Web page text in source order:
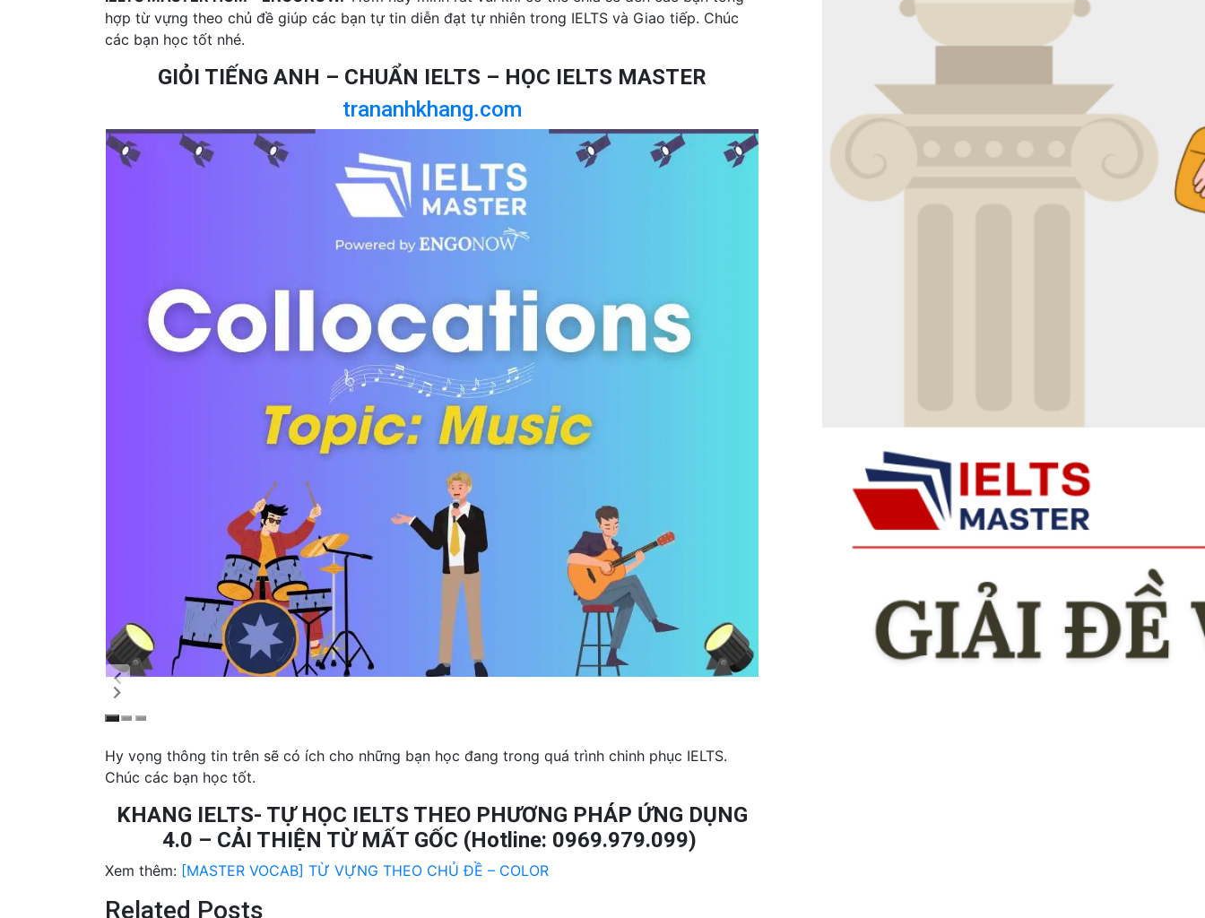
hợp từ vựng theo chủ đề giúp các bạn tự tin diễn đạt tự nhiên trong IELTS và Giao tiếp. Chúc
các bạn học tốt nhé.
GIỎI TIẾNG ANH – CHUẨN IELTS – HỌC IELTS MASTER
trananhkhang.com
Hy vọng thông tin trên sẽ có ích cho những bạn học đang trong quá trình chinh phục IELTS.
Chúc các bạn học tốt.
KHANG IELTS- TỰ HỌC IELTS THEO PHƯƠNG PHÁP ỨNG DỤNG
4.0 – CẢI THIỆN TỪ MẤT GỐC (Hotline: 0969.979.099)
Xem thêm: [MASTER VOCAB] TỪ VỰNG THEO CHỦ ĐỀ – COLOR
Related Posts